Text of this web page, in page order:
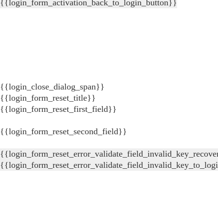
{{login_form_activation_back_to_login_button}}
{{login_close_dialog_span}}
{{login_form_reset_title}}
{{login_form_reset_first_field}}
{{login_form_reset_second_field}}